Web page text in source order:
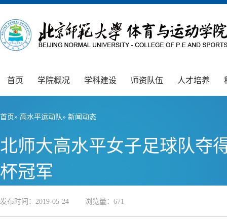
首页 学院概况 学科建设 师资队伍 人才培养
首页» 高水平运动队» 新闻动态
北师大高水平女子足球队夺
杯冠军
发布时间：2019-05-24 浏览量： 671